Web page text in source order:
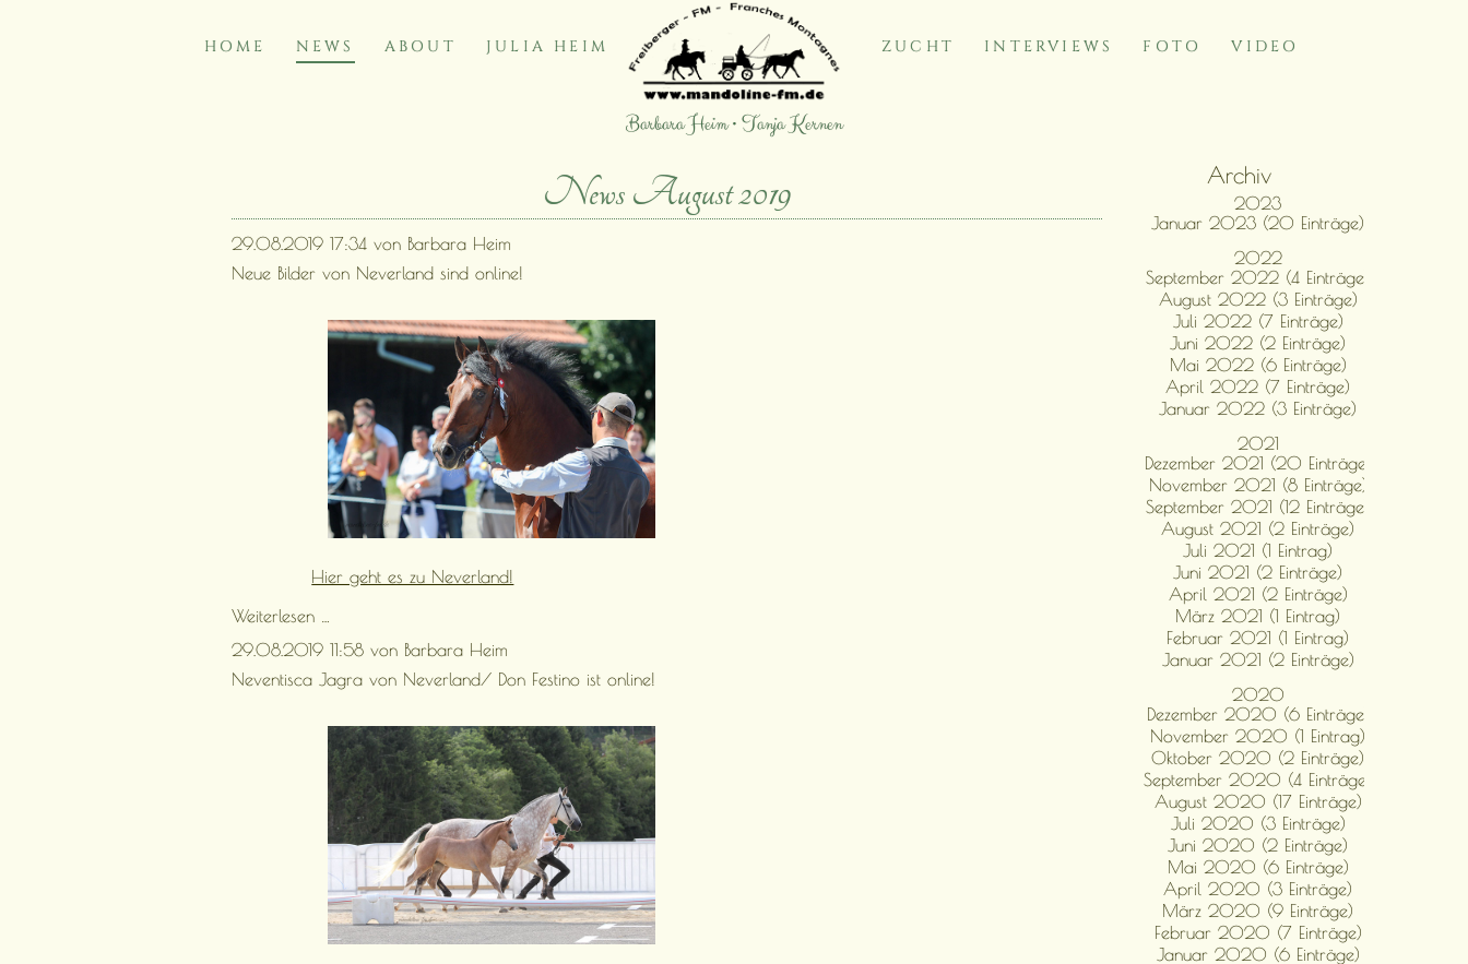
Barbara Heim • Tanja Kernen
HOME NEWS ABOUT JULIA HEIM ZUCHT INTERVIEWS FOTO VIDEO
News August 2019
29.08.2019 17:34von Barbara Heim
Neue Bilder von Neverland sind online!
Hier geht es zu Neverland!
Weiterlesen …
von
Neverland
sind
29.08.2019 11:58von Barbara Heim
Neventisca Jagra von Neverland/ Don Festino ist online!
Archiv
2023
Januar 2023 (20 Einträge)
2022
September 2022 (4 Einträge)
August 2022 (3 Einträge)
Juli 2022 (7 Einträge)
Juni 2022 (2 Einträge)
Mai 2022 (6 Einträge)
April 2022 (7 Einträge)
Januar 2022 (3 Einträge)
2021
Dezember 2021 (20 Einträge)
November 2021 (8 Einträge)
September 2021 (12 Einträge)
August 2021 (2 Einträge)
Juli 2021 (1 Eintrag)
Juni 2021 (2 Einträge)
April 2021 (2 Einträge)
März 2021 (1 Eintrag)
Februar 2021 (1 Eintrag)
Januar 2021 (2 Einträge)
2020
Dezember 2020 (6 Einträge)
November 2020 (1 Eintrag)
Oktober 2020 (2 Einträge)
September 2020 (4 Einträge)
August 2020 (17 Einträge)
Juli 2020 (3 Einträge)
Juni 2020 (2 Einträge)
Mai 2020 (6 Einträge)
April 2020 (3 Einträge)
März 2020 (9 Einträge)
Februar 2020 (7 Einträge)
Januar 2020 (6 Einträge)